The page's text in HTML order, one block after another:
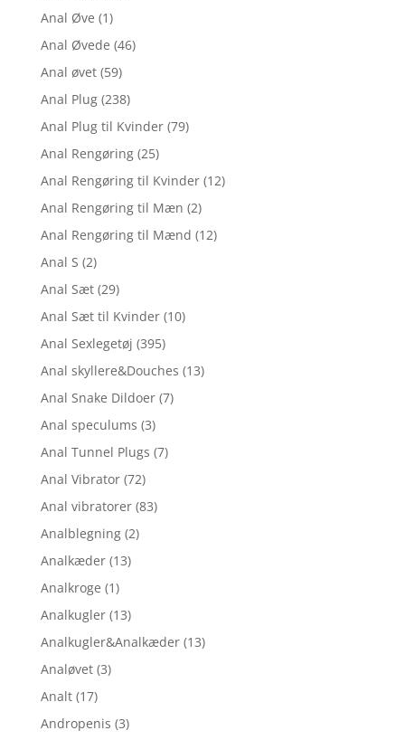
Anal Øve (1)
Anal Øvede (46)
Anal øvet (59)
Anal Plug (238)
Anal Plug til Kvinder (79)
Anal Rengøring (25)
Anal Rengøring til Kvinder (12)
Anal Rengøring til Mæn (2)
Anal Rengøring til Mænd (12)
Anal S (2)
Anal Sæt (29)
Anal Sæt til Kvinder (10)
Anal Sexlegetøj (395)
Anal skyllere&Douches (13)
Anal Snake Dildoer (7)
Anal speculums (3)
Anal Tunnel Plugs (7)
Anal Vibrator (72)
Anal vibratorer (83)
Analblegning (2)
Analkæder (13)
Analkroge (1)
Analkugler (13)
Analkugler&Analkæder (13)
Analøvet (3)
Analt (17)
Andropenis (3)